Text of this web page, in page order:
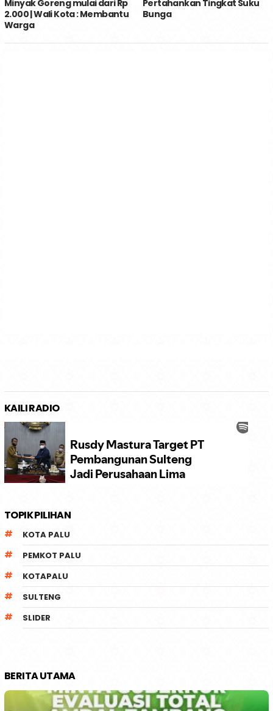
Minyak Goreng mulai dari Rp
2.000 | Wali Kota : Membantu
Warga
Pertahankan Tingkat Suku
Bunga
KAILI RADIO
TOPIK PILIHAN
KOTA PALU
PEMKOT PALU
KOTAPALU
SULTENG
SLIDER
BERITA UTAMA